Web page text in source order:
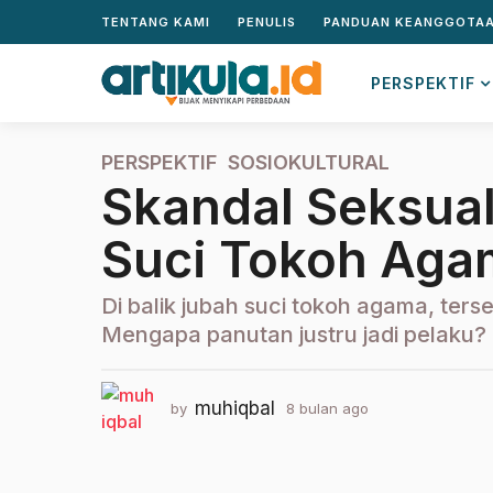
TENTANG KAMI PENULIS PANDUAN
PERSPEKTIF
8
b
u
l
a
n
a
g
8
b
PERSPEKTIF ,
SOSIOKULTURAL
Skandal
Suci Tokoh
Di balik jubah suci tokoh agama,
Mengapa panutan justru jadi pelaku?
by muhiqbal 8 bulan ago